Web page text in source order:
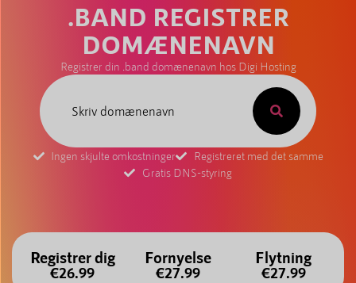
.BAND REGISTRER
DOMÆNENAVN
Registrer din .band domænenavn hos Digi Hosting
Ingen skjulte omkostninger
Registreret med det samme
Gratis DNS-styring
Registrer dig
€26.99
Fornyelse
€27.99
Flytning
€27.99